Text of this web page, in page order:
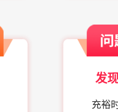
发
充裕